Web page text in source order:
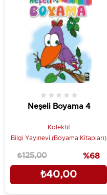
Neşeli Boyama 4
★ ★ ★ ★ ★
Kolektif
Bilgi Yayınevi (Boyama Kitapları)
₺40,00
₺125,00 %68